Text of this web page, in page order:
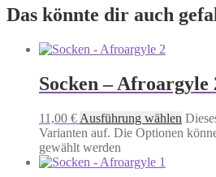
Das könnte dir auch
Socken – Afroargyle
11,00 € Ausführung wählen
Varianten auf. Die Optionen
gewählt werden